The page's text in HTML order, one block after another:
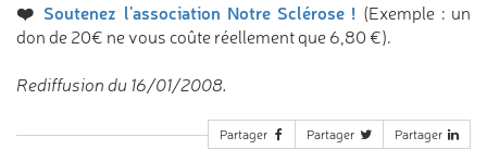
❤️ Soutenez l'association Notre Sclérose ! (Exemple : un
don de 20€ ne vous coûte réellement que 6,80 €).
Rediffusion du 16/01/2008.
Partager Partager Partager